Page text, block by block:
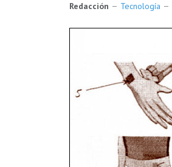
Redacción Tecnología